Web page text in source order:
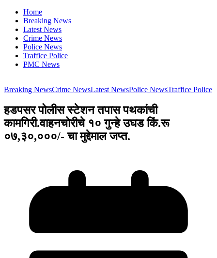
Home
Breaking News
Latest News
Crime News
Police News
Traffice Police
PMC News
Breaking NewsCrime NewsLatest NewsPolice NewsTraffice Police
हडपसर पोलीस स्टेशन तपास पथकांची
कामगिरी.वाहनचोरीचे १० गुन्हे उघड किं.रू
०७,३०,०००/- चा मुद्देमाल जप्त.